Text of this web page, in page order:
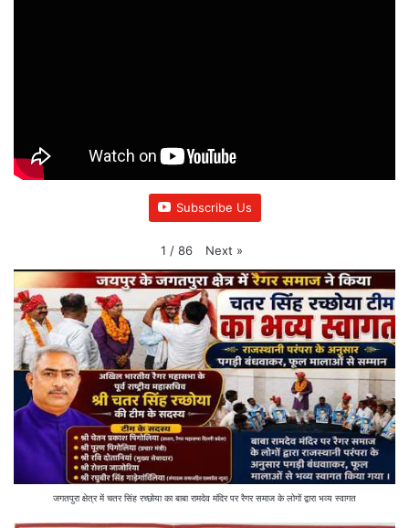
Subscribe Us
1 / 86 Next »
जगतपुरा क्षेत्र में चतर सिंह रच्छोया का बाबा रामदेव मंदिर पर रैगर समाज के लोगों द्वारा भव्य स्वागत